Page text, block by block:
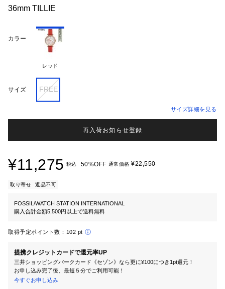
36mm TILLIE
カラー
レッド
サイズ FREE
サイズ詳細を見る
再入荷お知らせ登録
¥11,275 税込 50%OFF 通常価格 ¥22,550
取り寄せ 返品不可
FOSSIL/WATCH STATION INTERNATIONAL
購入合計金額5,500円以上で送料無料
取得予定ポイント数： 102 pt
提携クレジットカードで還元率UP
三井ショッピングパークカード《セゾン》なら更に¥100につき1pt還元！
お申し込み完了後、最短５分でご利用可能！
今すぐお申し込み